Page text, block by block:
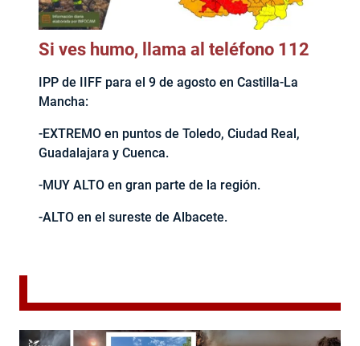
Si ves humo, llama al teléfono 112
IPP de IIFF para el 9 de agosto en Castilla-La
Mancha:
-EXTREMO en puntos de Toledo, Ciudad Real,
Guadalajara y Cuenca.
-MUY ALTO en gran parte de la región.
-ALTO en el sureste de Albacete.